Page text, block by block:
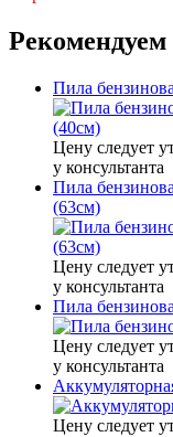
Рекомендуем
Пила
Цену следует
у консультанта
Пила
(63см)
Цену следует
у консультанта
Пила
Цену следует
у консультанта
Цену следует